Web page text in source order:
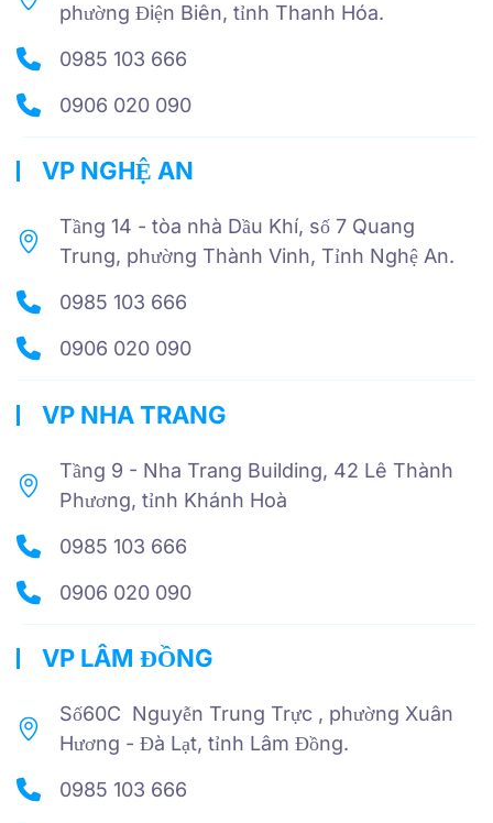
phường Điện Biên, tỉnh Thanh Hóa.
0985 103 666
0906 020 090
VP NGHỆ AN
Tầng 14 - tòa nhà Dầu Khí, số 7 Quang
Trung, phường Thành Vinh, Tỉnh Nghệ An.
0985 103 666
0906 020 090
VP NHA TRANG
Tầng 9 - Nha Trang Building, 42 Lê Thành
Phương, tỉnh Khánh Hoà
0985 103 666
0906 020 090
VP LÂM ĐỒNG
Số60C Nguyễn Trung Trực , phường Xuân
Hương - Đà Lạt, tỉnh Lâm Đồng.
0985 103 666